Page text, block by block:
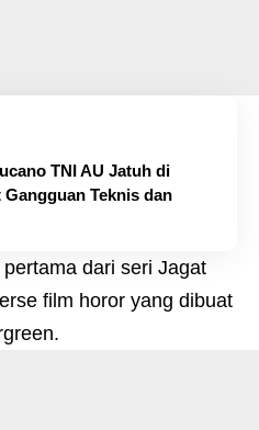
TNI AU Jatuh di
Teknis dan
dari seri Jagat
film horor yang dibuat